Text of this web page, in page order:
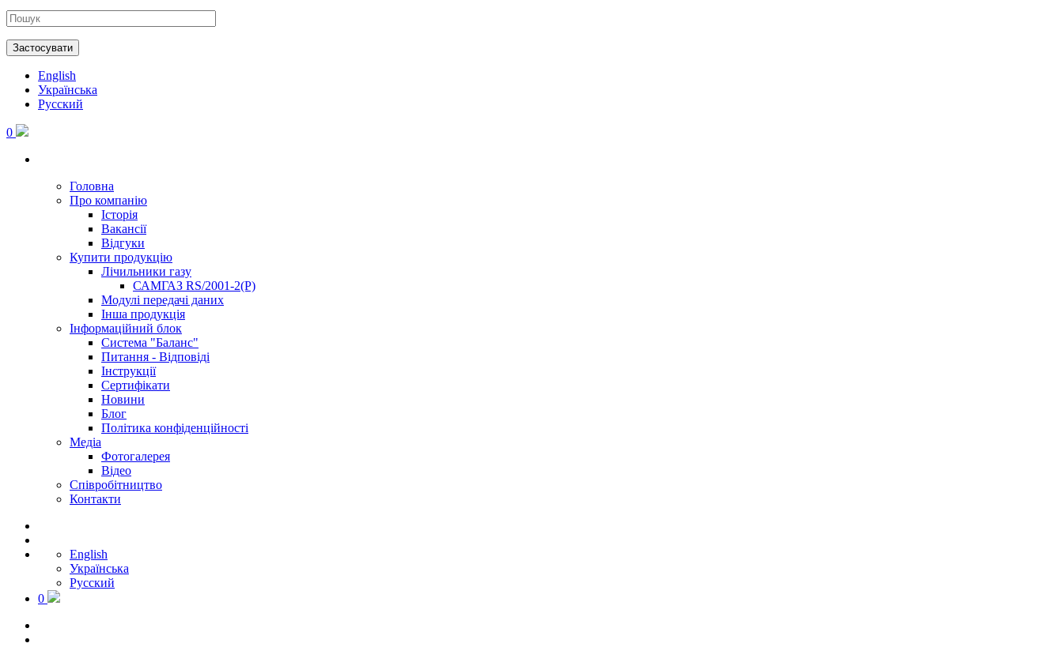
Застосувати
English
Українська
Русский
0
Головна
Про компанію
Історія
Вакансії
Відгуки
Купити продукцію
Лічильники газу
САМГАЗ RS/2001-2(Р)
Модулі передачі даних
Інша продукція
Інформаційний блок
Система "Баланс"
Питання - Відповіді
Інструкції
Сертифікати
Новини
Блог
Політика конфіденційності
Медіа
Фотогалерея
Відео
Співробітництво
Контакти
English
Українська
Русский
0